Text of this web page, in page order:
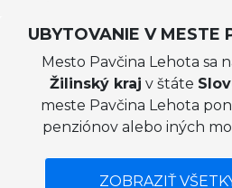
UBYTOVANIE V MESTE
Mesto Pavčina Lehota sa
Žilinský kraj v štáte
meste Pavčina Lehota
penziónov alebo iných
ZOBRAZIŤ